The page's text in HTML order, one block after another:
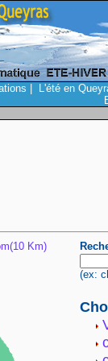
L'été en
Km)
(ex: